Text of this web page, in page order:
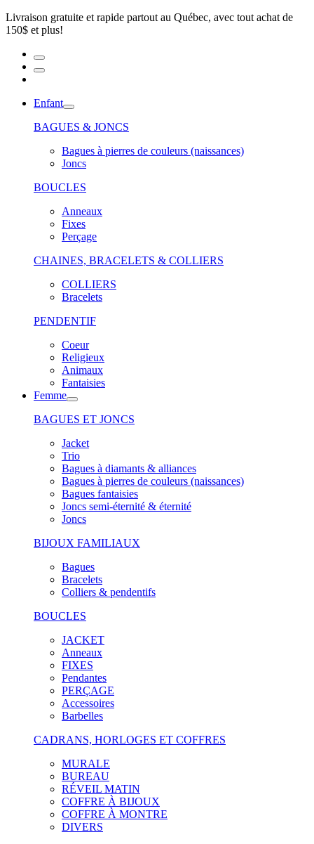
Livraison gratuite et rapide partout au Québec, avec tout achat de
150$ et plus!
Enfant
BAGUES & JONCS
Bagues à pierres de couleurs (naissances)
Joncs
BOUCLES
Anneaux
Fixes
Perçage
CHAINES, BRACELETS & COLLIERS
COLLIERS
Bracelets
PENDENTIF
Coeur
Religieux
Animaux
Fantaisies
Femme
BAGUES ET JONCS
Jacket
Trio
Bagues à diamants & alliances
Bagues à pierres de couleurs (naissances)
Bagues fantaisies
Joncs semi-éternité & éternité
Joncs
BIJOUX FAMILIAUX
Bagues
Bracelets
Colliers & pendentifs
BOUCLES
JACKET
Anneaux
FIXES
Pendantes
PERÇAGE
Accessoires
Barbelles
CADRANS, HORLOGES ET COFFRES
MURALE
BUREAU
RÉVEIL MATIN
COFFRE À BIJOUX
COFFRE À MONTRE
DIVERS